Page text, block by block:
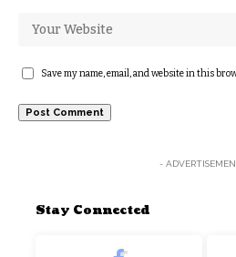
Save my name, email, and website in this
-
Stay Connected